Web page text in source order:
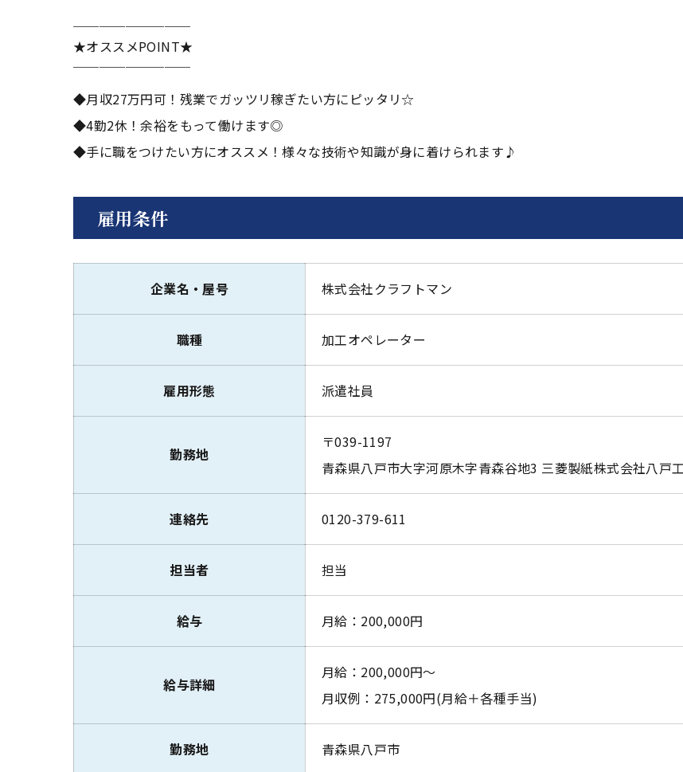
★オススメPOINT★
￣￣￣￣￣￣￣￣￣
◆月収27万円可！残業でガッツリ稼ぎたい方にピッタリ☆
◆4勤2休！余裕をもって働けます◎
◆手に職をつけたい方にオススメ！様々な技術や知識が身に着けられます♪
雇用条件
企業名・屋号 株式会社クラフトマン
職種 加工オペレーター
雇用形態 派遣社員
勤務地
〒039-1197
青森県八戸市大字河原木字青森谷地3 三菱製紙株式会社八戸
連絡先 0120-379-611
担当者 担当
給与 月給：200,000円
給与詳細
月給：200,000円～
月収例：275,000円(月給＋各種手当)
勤務地 青森県八戸市